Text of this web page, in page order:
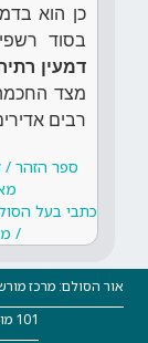
כן הוא
בסוד
דמעין
מצד
רבים
ספר הזהר
כתבי בעל
/
101 מושב לוזית 9984500, טלפון: 051-5730078